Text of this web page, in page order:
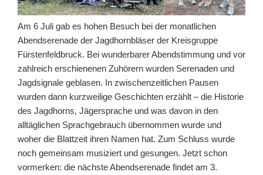
Am 6 Juli gab es hohen Besuch bei der monatlichen
Abendserenade der Jagdhornbläser der Kreisgruppe
Fürstenfeldbruck. Bei wunderbarer Abendstimmung und vor
zahlreich erschienenen Zuhörern wurden Serenaden und
Jagdsignale geblasen. In zwischenzeitlichen Pausen
wurden dann kurzweilige Geschichten erzählt – die Historie
des Jagdhorns, Jägersprache und was davon in den
alltäglichen Sprachgebrauch übernommen wurde und
woher die Blattzeit ihren Namen hat. Zum Schluss wurde
noch gemeinsam musiziert und gesungen. Jetzt schon
vormerken: die nächste Abendserenade findet am 3.